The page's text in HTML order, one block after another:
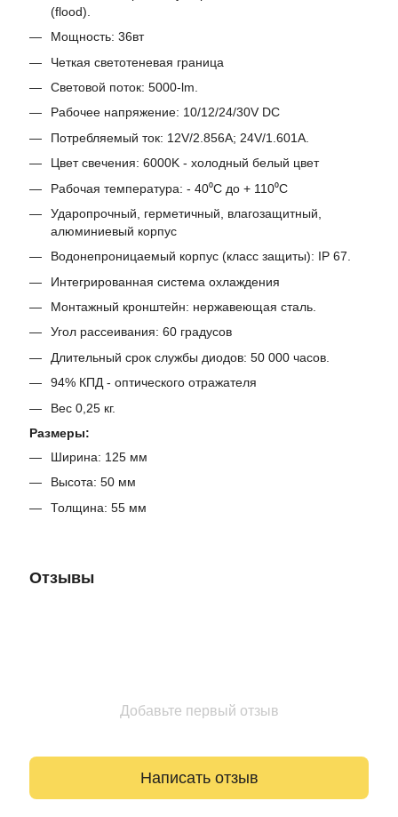
(flood).
Мощность: 36вт
Четкая светотеневая граница
Световой поток: 5000-lm.
Рабочее напряжение: 10/12/24/30V DC
Потребляемый ток: 12V/2.856A; 24V/1.601A.
Цвет свечения: 6000K - холодный белый цвет
Рабочая температура: - 40⁰С до + 110⁰С
Ударопрочный, герметичный, влагозащитный,
алюминиевый корпус
Водонепроницаемый корпус (класс защиты): IP 67.
Интегрированная система охлаждения
Монтажный кронштейн: нержавеющая сталь.
Угол рассеивания: 60 градусов
Длительный срок службы диодов: 50 000 часов.
94% КПД - оптического отражателя
Вес 0,25 кг.
Размеры:
Ширина: 125 мм
Высота: 50 мм
Толщина: 55 мм
Отзывы
Добавьте первый отзыв
Написать отзыв